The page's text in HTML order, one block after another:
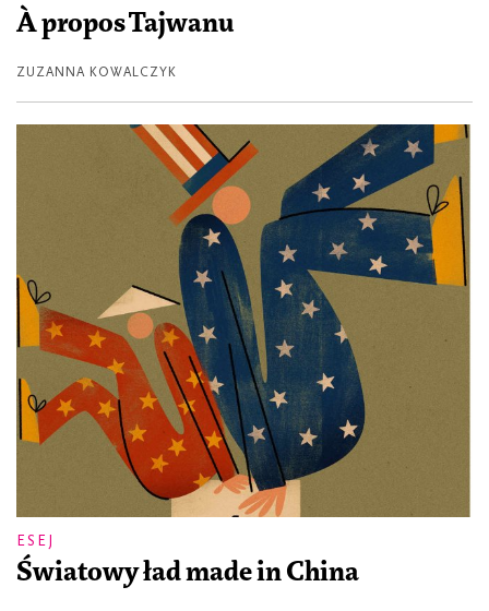
À propos Tajwanu
ZUZANNA KOWALCZYK
ESEJ
Światowy ład made in China